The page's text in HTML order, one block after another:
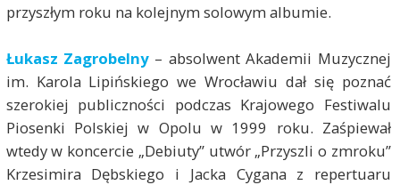
przyszłym roku na kolejnym solowym albumie.
Łukasz Zagrobelny– absolwent Akademii Muzycznej
im. Karola Lipińskiego we Wrocławiu dał się poznać
szerokiej publiczności podczas Krajowego Festiwalu
Piosenki Polskiej w Opolu w 1999 roku. Zaśpiewał
wtedy w koncercie „Debiuty” utwór „Przyszli o zmroku”
Krzesimira Dębskiego i Jacka Cygana z repertuaru